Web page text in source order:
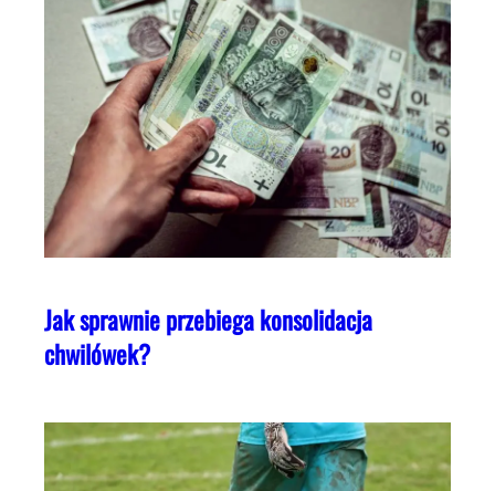
Jak sprawnie przebiega konsolidacja
chwilówek?